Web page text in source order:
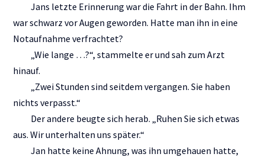
Jans letzte Erinnerung war die Fahrt in der Bahn. Ihm
war schwarz vor Augen geworden. Hatte man ihn in eine
Notaufnahme verfrachtet?
„Wie lange …?“, stammelte er und sah zum Arzt
hinauf.
„Zwei Stunden sind seitdem vergangen. Sie haben
nichts verpasst.“
Der andere beugte sich herab. „Ruhen Sie sich etwas
aus. Wir unterhalten uns später.“
Jan hatte keine Ahnung, was ihn umgehauen hatte,